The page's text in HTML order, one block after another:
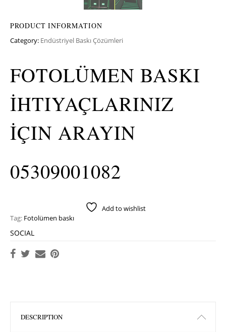
PRODUCT INFORMATION
Category: Endüstriyel Baskı Çözümleri
FOTOLÜMEN BASKI
İHTIYAÇLARINIZ
İÇIN ARAYIN
05309001082
Add to wishlist
Tag: Fotolümen baskı
SOCIAL
DESCRIPTION